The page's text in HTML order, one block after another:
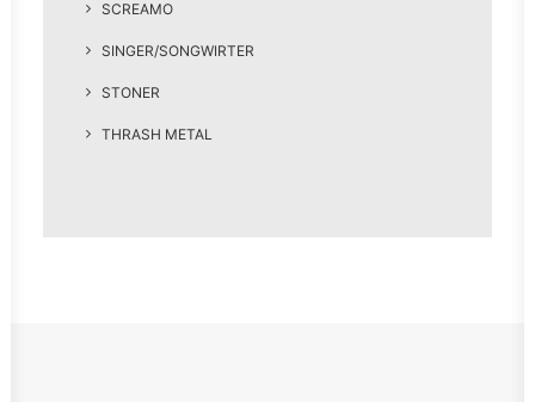
SCREAMO
SINGER/SONGWIRTER
STONER
THRASH METAL